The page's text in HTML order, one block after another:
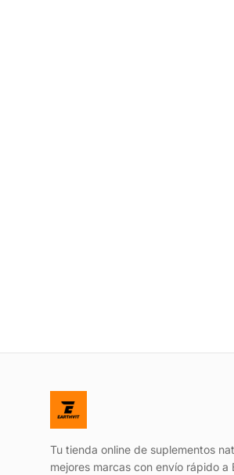
Tu tienda online de suplementos
mejores marcas con envío rápido a